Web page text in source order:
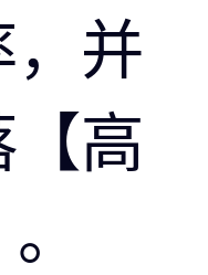
，并
【高